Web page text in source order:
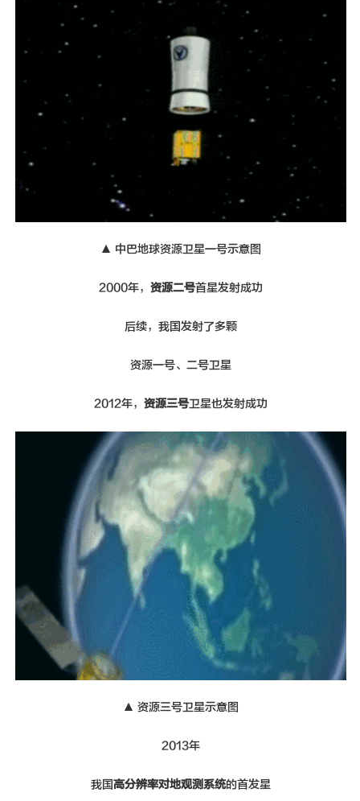
▲ 中巴地球资源卫星一号示意图
2000年， 资源二号首星发射成功
后续，我国发射了多颗
资源一号、二号卫星
2012年， 资源三号卫星也发射成功
▲ 资源三号卫星示意图
2013年
我国高分辨率对地观测系统的首发星